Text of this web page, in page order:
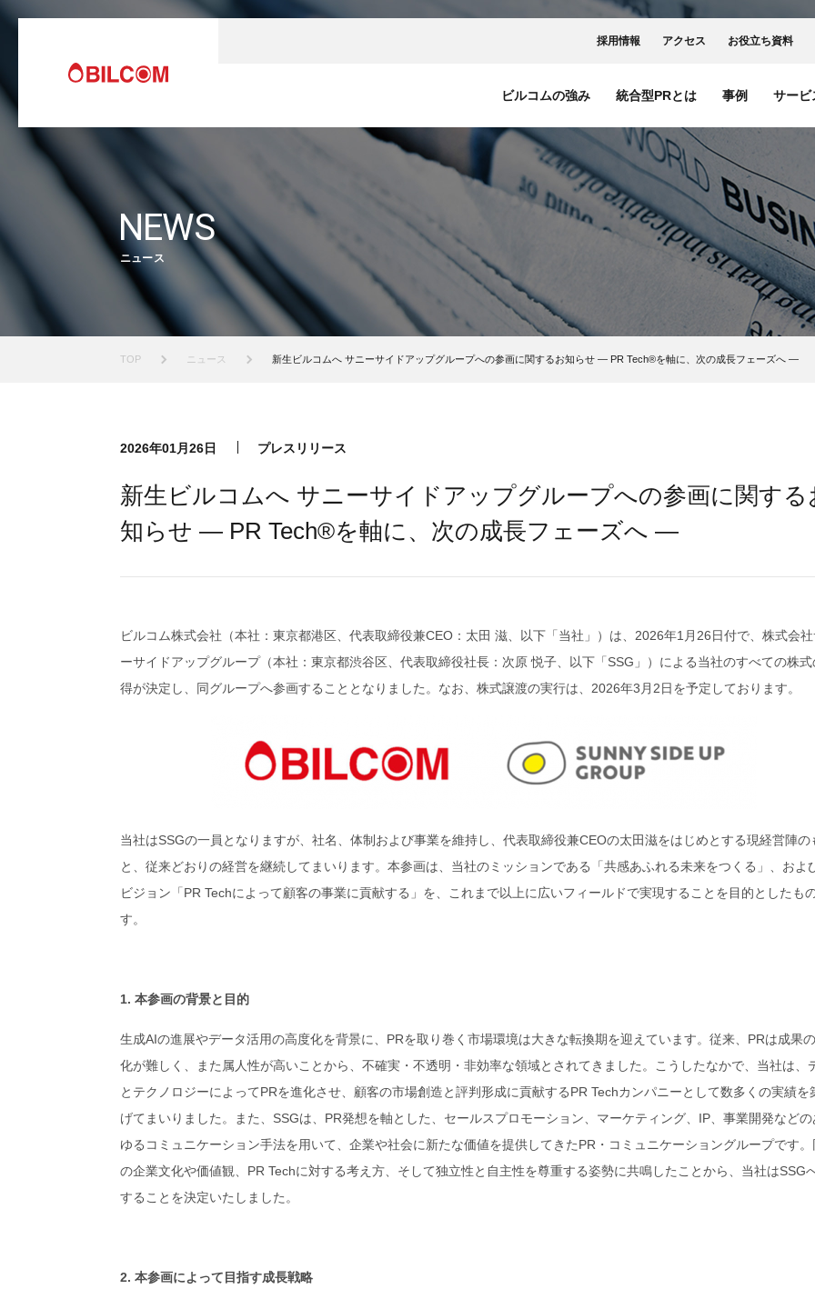
ビルコムの強み 統合型PRとは 事例 サービ
採用情報 アクセス お役立ち資料
NEWS
ニュース
TOP ニュース 新生ビルコムへ サニーサイドアップグループへの参画に関するお知らせ ― PR Tech®を軸に、次の成長フェーズへ ―
2026年01月26日 プレスリリース
新生ビルコムへ サニーサイドアップグループへの参画に関する
知らせ ― PR Tech®を軸に、次の成長フェーズへ ―
ビルコム株式会社（本社：東京都港区、代表取締役兼CEO：太田 滋、以下「当社」）は、2026年1月26日付で、株式会社
ーサイドアップグループ（本社：東京都渋谷区、代表取締役社長：次原 悦子、以下「SSG」）による当社のすべての株式
得が決定し、同グループへ参画することとなりました。なお、株式譲渡の実行は、2026年3月2日を予定しております。
当社はSSGの一員となりますが、社名、体制および事業を維持し、代表取締役兼CEOの太田滋をはじめとする現経営陣の
と、従来どおりの経営を継続してまいります。本参画は、当社のミッションである「共感あふれる未来をつくる」、およ
ビジョン「PR Techによって顧客の事業に貢献する」を、これまで以上に広いフィールドで実現することを目的としたも
す。
1. 本参画の背景と目的
生成AIの進展やデータ活用の高度化を背景に、PRを取り巻く市場環境は大きな転換期を迎えています。従来、PRは成果
化が難しく、また属人性が高いことから、不確実・不透明・非効率な領域とされてきました。こうしたなかで、当社は、
とテクノロジーによってPRを進化させ、顧客の市場創造と評判形成に貢献するPR Techカンパニーとして数多くの実績を
げてまいりました。また、SSGは、PR発想を軸とした、セールスプロモーション、マーケティング、IP、事業開発などの
ゆるコミュニケーション手法を用いて、企業や社会に新たな価値を提供してきたPR・コミュニケーショングループです。
の企業文化や価値観、PR Techに対する考え方、そして独立性と自主性を尊重する姿勢に共鳴したことから、当社はSSG
することを決定いたしました。
2. 本参画によって目指す成長戦略